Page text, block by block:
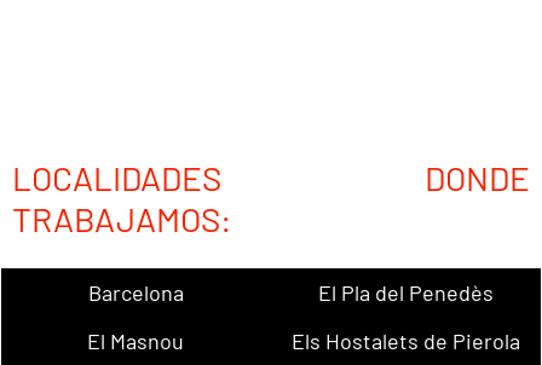
LOCALIDADES DONDE
TRABAJAMOS:
Barcelona
El Pla del Penedès
El Masnou
Els Hostalets de Pierola